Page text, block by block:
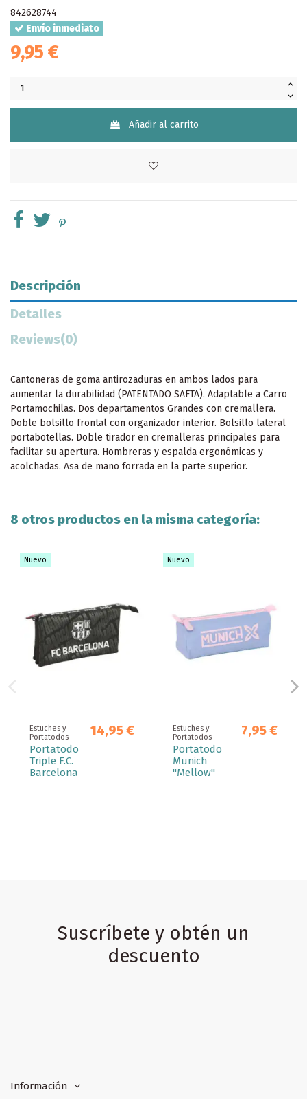
842628744
Envío inmediato
9,95 €
Añadir al carrito
Descripción
Detalles
Reviews(0)
Cantoneras de goma antirozaduras en ambos lados para
aumentar la durabilidad (PATENTADO SAFTA). Adaptable a Carro
Portamochilas. Dos departamentos Grandes con cremallera.
Doble bolsillo frontal con organizador interior. Bolsillo lateral
portabotellas. Doble tirador en cremalleras principales para
facilitar su apertura. Hombreras y espalda ergonómicas y
acolchadas. Asa de mano forrada en la parte superior.
8 otros productos en la misma categoría:
Nuevo
Estuches y
Portatodos
Portatodo
Triple F.C.
Barcelona
14,95 €
Nuevo
Estuches y
Portatodos
Portatodo
Munich
"Mellow"
7,95 €
Suscríbete y obtén un
descuento
Información